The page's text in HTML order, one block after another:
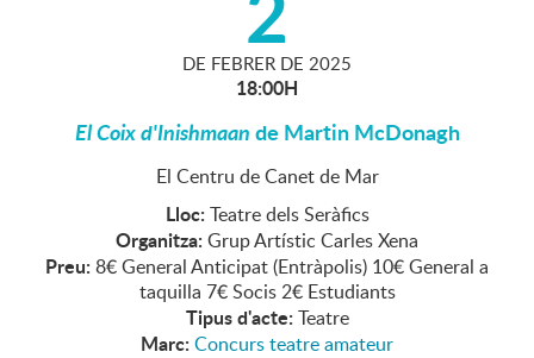
DE FEBRER DE 2025
18:00H
El Coix d'Inishmaande Martin McDonagh
El Centru de Canet de Mar
Lloc: Teatre dels Seràfics
Organitza: Grup Artístic Carles Xena
Preu: 8€ General Anticipat (Entràpolis) 10€ General a
taquilla 7€ Socis 2€ Estudiants
Tipus d'acte: Teatre
Marc: Concurs teatre amateur